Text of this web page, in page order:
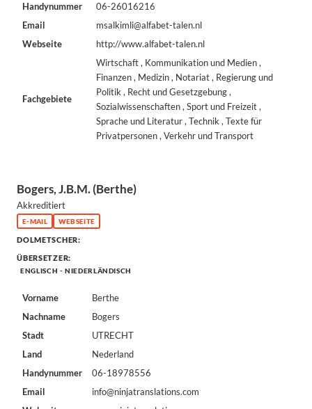
Handynummer
06-26016216
Email
msalkimli@alfabet-talen.nl
Webseite
http://www.alfabet-talen.nl
Fachgebiete
Wirtschaft , Kommunikation und Medien ,
Finanzen , Medizin , Notariat , Regierung und
Politik , Recht und Gesetzgebung ,
Sozialwissenschaften , Sport und Freizeit ,
Sprache und Literatur , Technik , Texte für
Privatpersonen , Verkehr und Transport
Bogers, J.B.M. (Berthe)
Akkreditiert
E-MAIL WEBSEITE
DOLMETSCHER:
ÜBERSETZER:
ENGLISCH - NIEDERLÄNDISCH
Vorname
Berthe
Nachname
Bogers
Stadt
UTRECHT
Land
Nederland
Handynummer
06-18978556
Email
info@ninjatranslations.com